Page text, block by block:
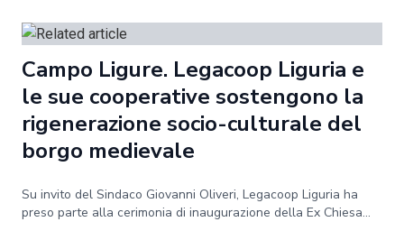
Campo Ligure. Legacoop Liguria e
le sue cooperative sostengono la
rigenerazione socio-culturale del
borgo medievale
Su invito del Sindaco Giovanni Oliveri, Legacoop Liguria ha
preso parte alla cerimonia di inaugurazione della Ex Chiesa...